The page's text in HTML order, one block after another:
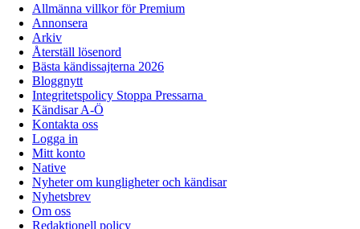
Allmänna villkor för Premium
Annonsera
Arkiv
Återställ lösenord
Bästa kändissajterna 2026
Bloggnytt
Integritetspolicy Stoppa Pressarna
Kändisar A-Ö
Kontakta oss
Logga in
Mitt konto
Native
Nyheter om kungligheter och kändisar
Nyhetsbrev
Om oss
Redaktionell policy